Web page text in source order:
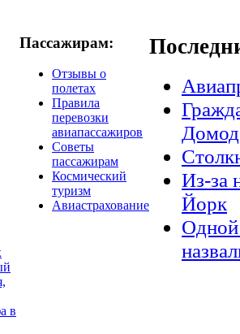
в
Пассажирам:
Отзывы о
полетах
Правила
перевозки
авиапассажиров
Советы
пассажирам
Космический
туризм
Авиастрахование
Из-за
Йорк
Одной